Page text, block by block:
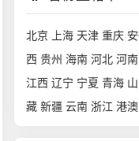
北京 上海 天津 重庆
西 贵州 海南 河北 河南
江西 辽宁 宁夏 青海
藏 新疆 云南 浙江 港澳